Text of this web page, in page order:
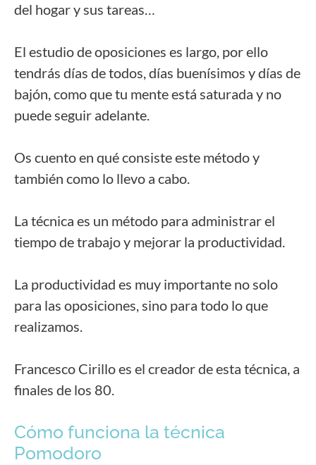
del hogar y sus tareas…
El estudio de oposiciones es largo, por ello
tendrás días de todos, días buenísimos y días de
bajón, como que tu mente está saturada y no
puede seguir adelante.
Os cuento en qué consiste este método y
también como lo llevo a cabo.
La técnica es un método para administrar el
tiempo de trabajo y mejorar la productividad.
La productividad es muy importante no solo
para las oposiciones, sino para todo lo que
realizamos.
Francesco Cirillo es el creador de esta técnica, a
finales de los 80.
Cómo funciona la técnica
Pomodoro